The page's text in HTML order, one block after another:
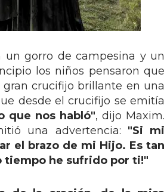
gorro de campesina y un
los niños pensaron que
crucifijo brillante en una
desde el crucifijo se emitía
que nos habló", dijo Maxim.
una advertencia: "Si mi
el brazo de mi Hijo. Es tan
tiempo he sufrido por ti!"